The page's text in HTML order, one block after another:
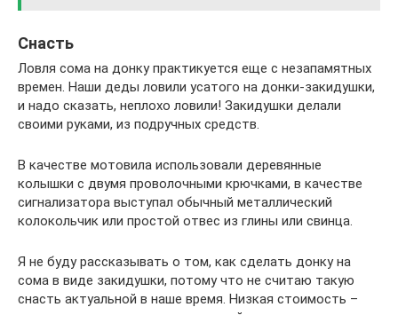
Снасть
Ловля сома на донку практикуется еще с незапамятных
времен. Наши деды ловили усатого на донки-закидушки,
и надо сказать, неплохо ловили! Закидушки делали
своими руками, из подручных средств.
В качестве мотовила использовали деревянные
колышки с двумя проволочными крючками, в качестве
сигнализатора выступал обычный металлический
колокольчик или простой отвес из глины или свинца.
Я не буду рассказывать о том, как сделать донку на
сома в виде закидушки, потому что не считаю такую
снасть актуальной в наше время. Низкая стоимость –